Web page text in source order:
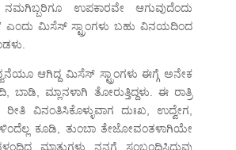
ಉಪಕಾರವೇ ಆಗುವುದೆಂದು
ಎಂದು ಮಿಸೆಸ್ ಸ್ಟ್ರಾಂಗಳು ಬಹು ವಿನಯದಿಂದ
ಆಗಿದ್ದ ಮಿಸೆಸ್ ಸ್ಟ್ರಾಂಗಳು ಈಗ್ಗೆ ಅನೇಕ
ಬಾಡಿ, ಮ್ಲಾನಳಾಗಿ ತೋರುತ್ತಿದ್ದಳು. ಈ ರಾತ್ರಿ
ವಿನಂತಿಸಿಕೊಳ್ಳುವಾಗ ದುಃಖ, ಉದ್ವೇಗ,
ಕೂಡಿ, ತುಂಬಾ ತೇಜೋವಂತಳಾಗಿಯೇ
ಮಾತುಗಳು ನನಗೆ ಸಂಬಂಧಿಸಿದುವು